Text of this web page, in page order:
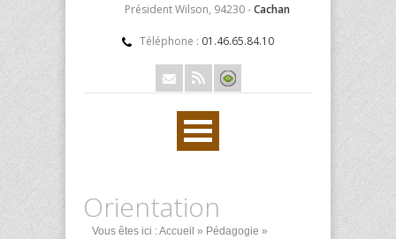
Président Wilson, 94230 -Cachan
Téléphone : 01.46.65.84.10
Orientation
Vous êtes ici :Accueil » Pédagogie »